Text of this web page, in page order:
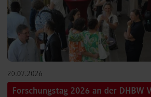
20.07.2026
Forschungstag 2026 an der DHBW